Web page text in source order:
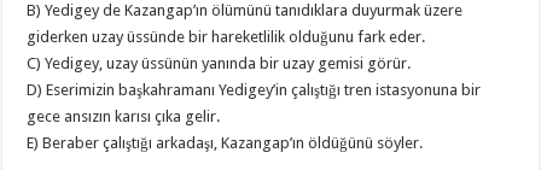
B) Yedigey de Kazangap’ın ölümünü tanıdıklara duyurmak üzere
giderken uzay üssünde bir hareketlilik olduğunu fark eder.
C) Yedigey, uzay üssünün yanında bir uzay gemisi görür.
D) Eserimizin başkahramanı Yedigey’in çalıştığı tren istasyonuna bir
gece ansızın karısı çıka gelir.
E) Beraber çalıştığı arkadaşı, Kazangap’ın öldüğünü söyler.